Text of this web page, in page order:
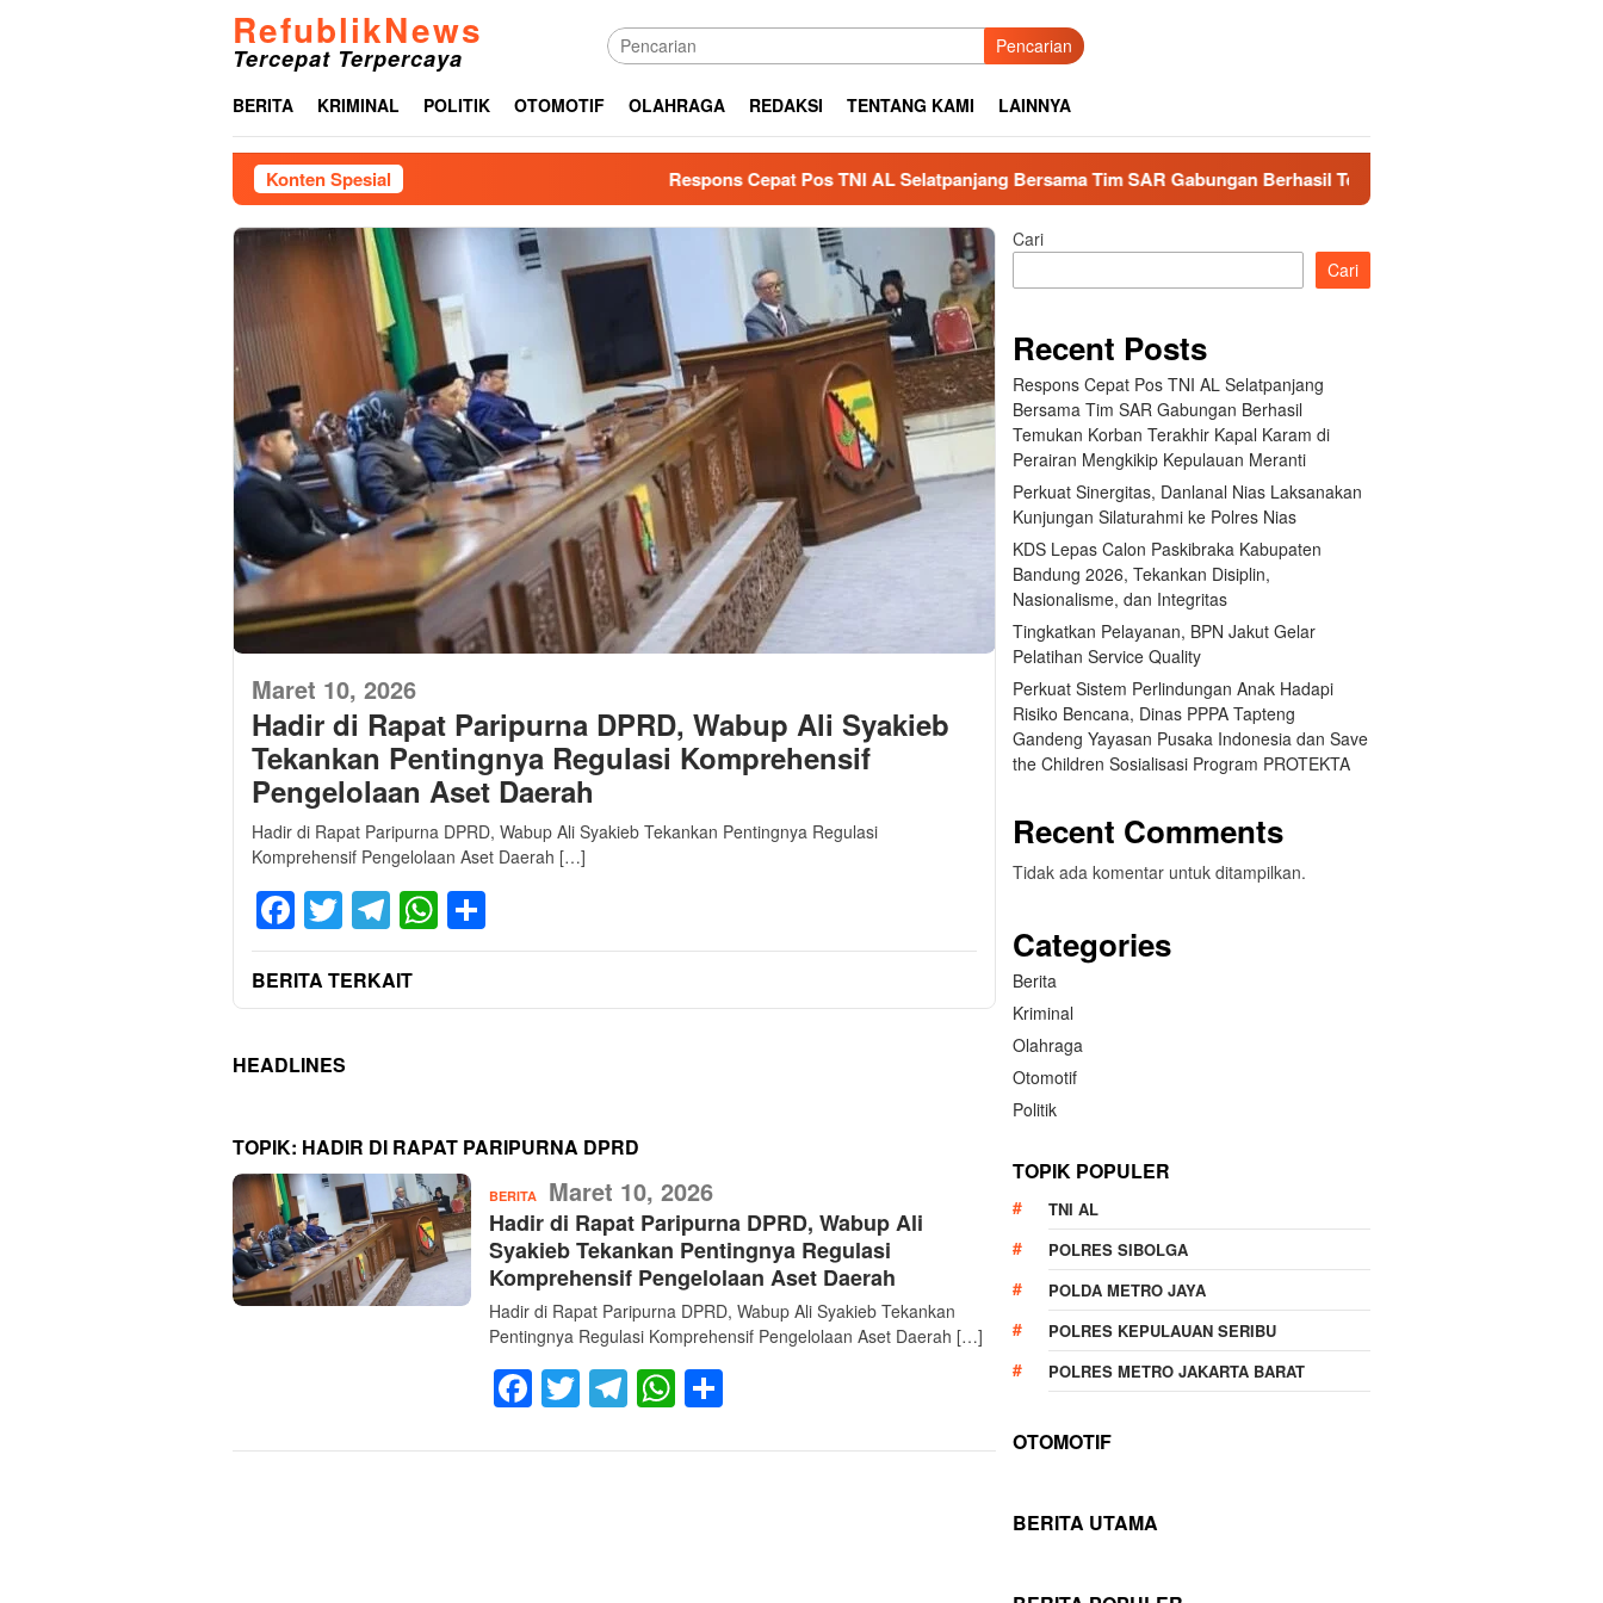
RefublikNews
Tercepat Terpercaya Pencarian
BERITA KRIMINAL POLITIK OTOMOTIF OLAHRAGA REDAKSI TENTANG KAMI LAINNYA
Konten Spesial Respons Cepat Pos TNI AL Selatpanjang Bersama Tim SAR Gabungan Berhasil Temukan Korban Terakhir Kapal Karam
Maret 10, 2026
Hadir di Rapat Paripurna DPRD, Wabup Ali Syakieb
Tekankan Pentingnya Regulasi Komprehensif
Pengelolaan Aset Daerah
Hadir di Rapat Paripurna DPRD, Wabup Ali Syakieb Tekankan Pentingnya Regulasi
Komprehensif Pengelolaan Aset Daerah […]
Facebook
Twitter
Telegram
WhatsApp
BERITA TERKAIT
HEADLINES
TOPIK: HADIR DI RAPAT PARIPURNA DPRD
BERITARefublikNews
Maret 10, 2026
Hadir di Rapat Paripurna DPRD, Wabup Ali
Syakieb Tekankan Pentingnya Regulasi
Komprehensif Pengelolaan Aset Daerah
Hadir di Rapat Paripurna DPRD, Wabup Ali Syakieb Tekankan
Pentingnya Regulasi Komprehensif Pengelolaan Aset Daerah […]
Facebook
Twitter
Telegram
WhatsApp
Cari
Cari
Recent Posts
Respons Cepat Pos TNI AL Selatpanjang
Bersama Tim SAR Gabungan Berhasil
Temukan Korban Terakhir Kapal Karam di
Perairan Mengkikip Kepulauan Meranti
Perkuat Sinergitas, Danlanal Nias Laksanakan
Kunjungan Silaturahmi ke Polres Nias
KDS Lepas Calon Paskibraka Kabupaten
Bandung 2026, Tekankan Disiplin,
Nasionalisme, dan Integritas
Tingkatkan Pelayanan, BPN Jakut Gelar
Pelatihan Service Quality
Perkuat Sistem Perlindungan Anak Hadapi
Risiko Bencana, Dinas PPPA Tapteng
Gandeng Yayasan Pusaka Indonesia dan Save
the Children Sosialisasi Program PROTEKTA
Recent Comments
Tidak ada komentar untuk ditampilkan.
Categories
Berita
Kriminal
Olahraga
Otomotif
Politik
TOPIK POPULER
TNI AL
POLRES SIBOLGA
POLDA METRO JAYA
POLRES KEPULAUAN SERIBU
POLRES METRO JAKARTA BARAT
OTOMOTIF
BERITA UTAMA